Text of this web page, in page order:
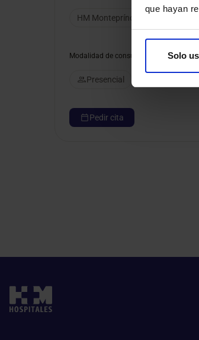
que hayan
Solo
HM Montepríncipe
Modalidad de consulta
Presencial
Pedir cita